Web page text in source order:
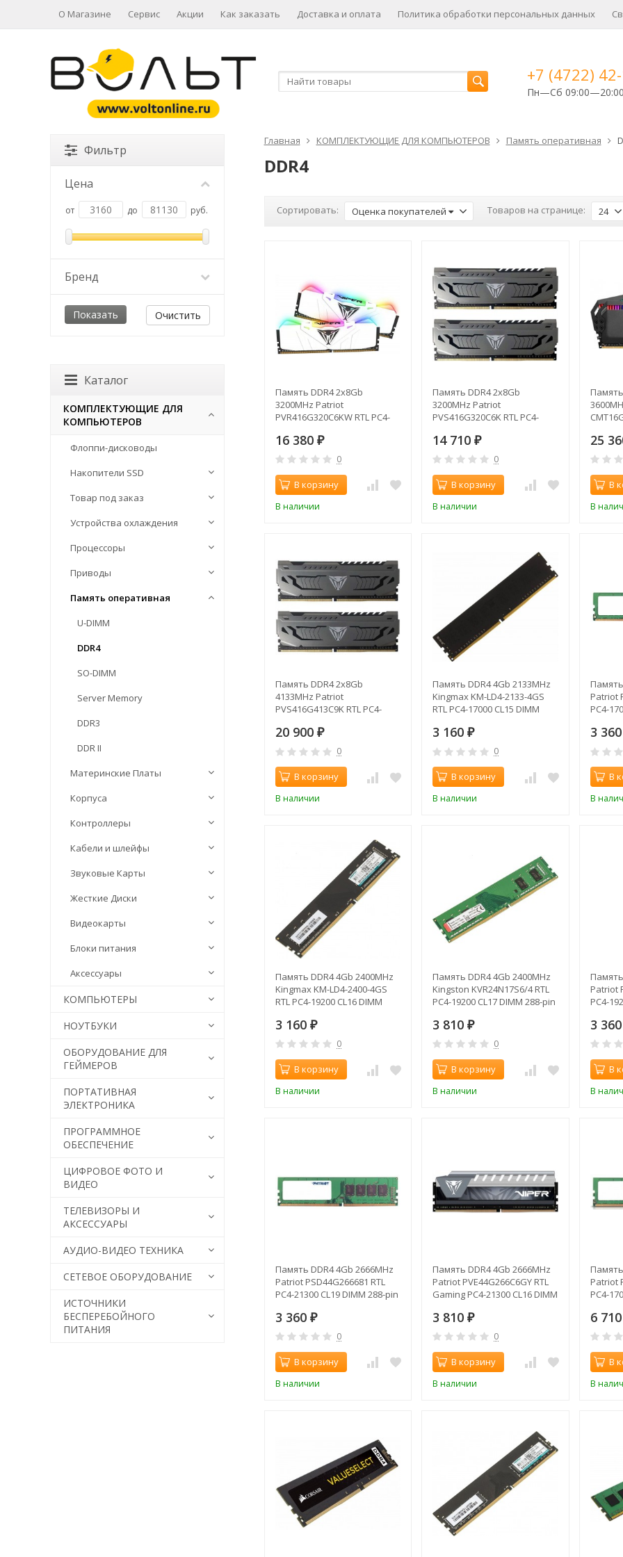
О Магазине Сервис Акции Как заказать Доставка и оплата Политика обработки персональных данных
+7 (4722)
Пн—Сб 09:00—20:00
Главная КОМПЛЕКТУЮЩИЕ ДЛЯ КОМПЬЮТЕРОВ Память оперативная
DDR4
Сортировать: Оценка покупателей Товаров на странице: 24
Память DDR4 2x8Gb
3200MHz Patriot
PVR416G320C6KW RTL PC4-
1.35В single rank
16 380 ₽
0
В корзину
В наличии
Память DDR4 2x8Gb
3200MHz Patriot
PVS416G320C6K RTL PC4-
1.35В single rank
14 710₽
0
В корзину
В наличии
1.35В
25
В
В
Память DDR4 2x8Gb
4133MHz Patriot
PVS416G413C9K RTL PC4-
1.35В single rank
20 900 ₽
0
В корзину
В наличии
Память DDR4 4Gb 2133MHz
Kingmax KM-LD4-2133-4GS
RTL PC4-17000 CL15 DIMM
3 160₽
0
В корзину
В наличии
Patriot
PC4-
3 360
В
В
Память DDR4 4Gb 2400MHz
Kingmax KM-LD4-2400-4GS
RTL PC4-19200 CL16 DIMM
3 160 ₽
0
В корзину
В наличии
Память DDR4 4Gb 2400MHz
Kingston KVR24N17S6/4 RTL
PC4-19200 CL17 DIMM 288-pin
3 810₽
0
В корзину
В наличии
Patriot
PC4-
3 360
В
В
Память DDR4 4Gb 2666MHz
Patriot PSD44G266681 RTL
PC4-21300 CL19 DIMM 288-pin
3 360 ₽
0
В корзину
В наличии
Память DDR4 4Gb 2666MHz
Patriot PVE44G266C6GY RTL
Gaming PC4-21300 CL16 DIMM
3 810₽
0
В корзину
В наличии
Patriot
PC4-
6 710
В
В
Фильтр
Цена
от до руб.
Бренд
Очистить
Каталог
КОМПЛЕКТУЮЩИЕ ДЛЯ
КОМПЬЮТЕРОВ
Флоппи-дисководы
Накопители SSD
Товар под заказ
Устройства охлаждения
Процессоры
Приводы
Память оперативная
U-DIMM
DDR4
SO-DIMM
Server Memory
DDR3
DDR II
Материнские Платы
Корпуса
Контроллеры
Кабели и шлейфы
Звуковые Карты
Жесткие Диски
Видеокарты
Блоки питания
Аксессуары
КОМПЬЮТЕРЫ
НОУТБУКИ
ОБОРУДОВАНИЕ ДЛЯ
ГЕЙМЕРОВ
ПОРТАТИВНАЯ
ЭЛЕКТРОНИКА
ПРОГРАММНОЕ
ОБЕСПЕЧЕНИЕ
ЦИФРОВОЕ ФОТО И
ВИДЕО
ТЕЛЕВИЗОРЫ И
АКСЕССУАРЫ
АУДИО-ВИДЕО ТЕХНИКА
СЕТЕВОЕ ОБОРУДОВАНИЕ
ИСТОЧНИКИ
БЕСПЕРЕБОЙНОГО
ПИТАНИЯ